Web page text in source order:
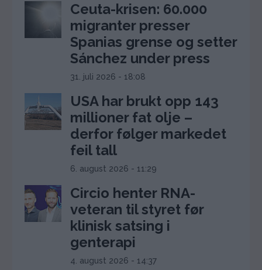
Ceuta-krisen: 60.000
migranter presser
Spanias grense og setter
Sánchez under press
31. juli 2026 - 18:08
USA har brukt opp 143
millioner fat olje –
derfor følger markedet
feil tall
6. august 2026 - 11:29
Circio henter RNA-
veteran til styret før
klinisk satsing i
genterapi
4. august 2026 - 14:37